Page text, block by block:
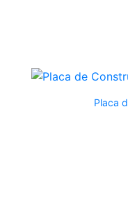
Placa